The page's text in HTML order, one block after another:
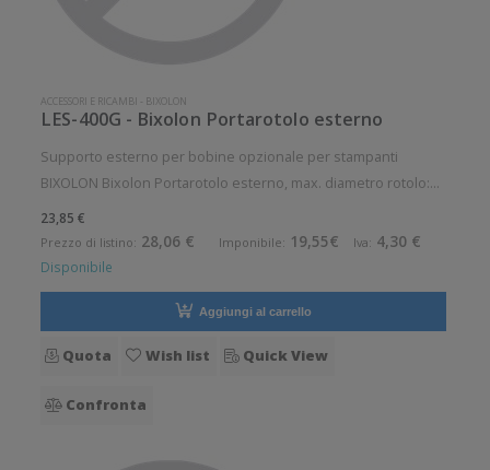
ACCESSORI E RICAMBI - BIXOLON
LES-400G - Bixolon Portarotolo esterno
Supporto esterno per bobine opzionale per stampanti
BIXOLON Bixolon Portarotolo esterno, max. diametro rotolo:
220 mm, min. diametro del nucleo 62 mm Accessorio
opzionale. Opzionale: Si
23,85 €
Prezzo di listino: 28,06 € Imponibile: 19,55€ Iva: 4,30 €
Disponibile
Aggiungi al carrello
Quota Wish list Quick View
Confronta